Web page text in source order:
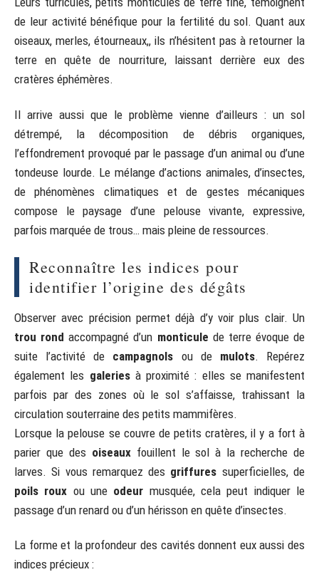
de leur activité bénéfique pour la fertilité du sol. Quant aux
oiseaux, merles, étourneaux,, ils n’hésitent pas à retourner la
terre en quête de nourriture, laissant derrière eux des
cratères éphémères.
Il arrive aussi que le problème vienne d’ailleurs : un sol
détrempé, la décomposition de débris organiques,
l’effondrement provoqué par le passage d’un animal ou d’une
tondeuse lourde. Le mélange d’actions animales, d’insectes,
de phénomènes climatiques et de gestes mécaniques
compose le paysage d’une pelouse vivante, expressive,
parfois marquée de trous… mais pleine de ressources.
Reconnaître les indices pour
identifier l’origine des dégâts
Observer avec précision permet déjà d’y voir plus clair. Un
trou rond accompagné d’un monticule de terre évoque de
suite l’activité de campagnols ou de mulots. Repérez
également les galeriesà proximité : elles se manifestent
parfois par des zones où le sol s’affaisse, trahissant la
circulation souterraine des petits mammifères.
Lorsque la pelouse se couvre de petits cratères, il y a fort à
parier que des oiseauxfouillent le sol à la recherche de
larves. Si vous remarquez des griffures superficielles, de
poils roux ou une odeur musquée, cela peut indiquer le
passage d’un renard ou d’un hérisson en quête d’insectes.
La forme et la profondeur des cavités donnent eux aussi des
indices précieux :